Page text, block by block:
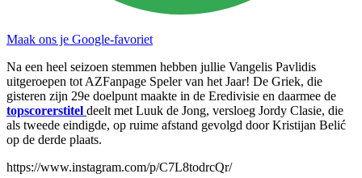
Maak ons je Google-favoriet
Na een heel seizoen stemmen hebben jullie Vangelis Pavlidis
uitgeroepen tot AZFanpage Speler van het Jaar! De Griek, die
gisteren zijn 29e doelpunt maakte in de Eredivisie en daarmee de
topscorerstitel deelt met Luuk de Jong, versloeg Jordy Clasie, die
als tweede eindigde, op ruime afstand gevolgd door Kristijan Belić
op de derde plaats.
https://www.instagram.com/p/C7L8todrcQr/